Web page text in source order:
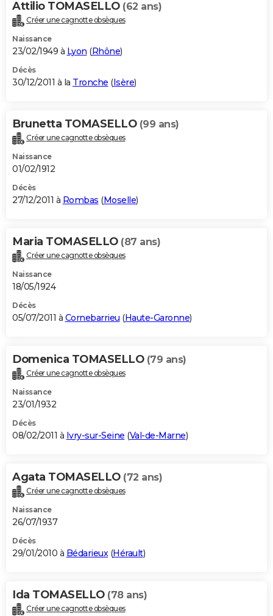
Attilio TOMASELLO (62 ans)
Créer une cagnotte obsèques
Naissance
23/02/1949 à Lyon (Rhône)
Décès
30/12/2011 à la Tronche (Isère)
Brunetta TOMASELLO (99 ans)
Créer une cagnotte obsèques
Naissance
01/02/1912
Décès
27/12/2011 à Rombas (Moselle)
Maria TOMASELLO (87 ans)
Créer une cagnotte obsèques
Naissance
18/05/1924
Décès
05/07/2011 à Cornebarrieu (Haute-Garonne)
Domenica TOMASELLO (79 ans)
Créer une cagnotte obsèques
Naissance
23/01/1932
Décès
08/02/2011 à Ivry-sur-Seine (Val-de-Marne)
Agata TOMASELLO (72 ans)
Créer une cagnotte obsèques
Naissance
26/07/1937
Décès
29/01/2010 à Bédarieux(Hérault)
Ida TOMASELLO (78 ans)
Créer une cagnotte obsèques